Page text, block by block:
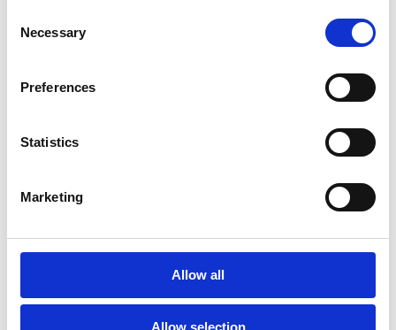
Selection
Necessary
Preferences
Statistics
Marketing
Allow all
Allow selection
Pain Points in der Auftragsverarbeitung und
KI richtig einsetzen
: Kundenservice smart
Praxiseinblick: Mit Struktur und Plan zum